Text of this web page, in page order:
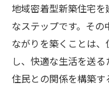
地域密着型新築住宅
なステップです。そ
ながりを築くことは
し、快適な生活を送
住民との関係を構築